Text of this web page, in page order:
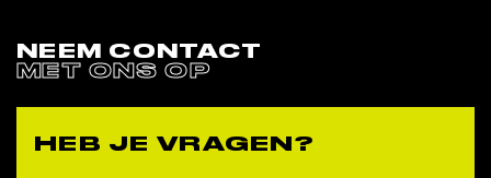
NEEM CONTACT
MET ONS OP
HEB JE VRAGEN?